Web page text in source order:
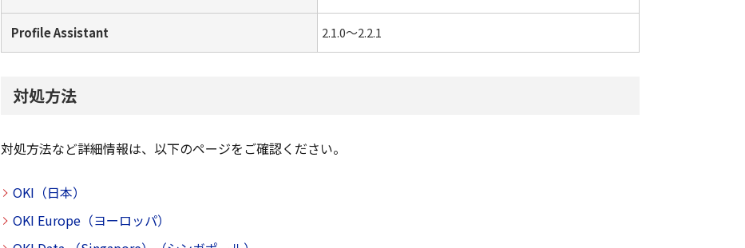
Profile Assistant 2.1.0～2.2.1
対処方法
対処方法など詳細情報は、以下のページをご確認ください。
OKI（日本）
OKI Europe（ヨーロッパ）